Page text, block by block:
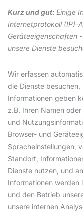
Kurz und gut: Einige
Internetprotokoll (IP)-
Geräteeigenschaften
unsere Dienste
Wir erfassen
die Dienste
Informationen geben
z.B. Ihren Namen
und
Browser- und
Spracheinstellungen,
Standort,
Dienste nutzen, und
Informationen werden
und den Betrieb
unsere internen